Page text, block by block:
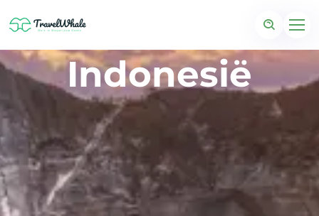
Indonesië